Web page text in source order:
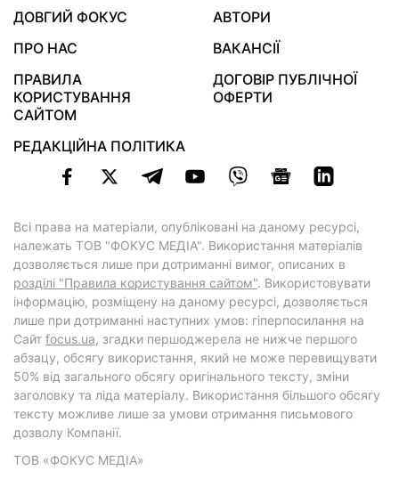
ДОВГИЙ ФОКУС
АВТОРИ
ПРО НАС
ВАКАНСІЇ
ПРАВИЛА
КОРИСТУВАННЯ
САЙТОМ
ДОГОВІР ПУБЛІЧНОЇ
ОФЕРТИ
РЕДАКЦІЙНА ПОЛІТИКА
Всі права на матеріали, опубліковані на даному ресурсі,
належать ТОВ "ФОКУС МЕДІА". Використання матеріалів
дозволяється лише при дотриманні вимог, описаних в
розділі "Правила користування сайтом". Використовувати
інформацію, розміщену на даному ресурсі, дозволяється
лише при дотриманні наступних умов: гіперпосилання на
Cайт focus.ua, згадки першоджерела не нижче першого
абзацу, обсягу використання, який не може перевищувати
50% від загального обсягу оригінального тексту, зміни
заголовку та ліда матеріалу. Використання більшого обсягу
тексту можливе лише за умови отримання письмового
дозволу Компанії.
ТОВ «ФОКУС МЕДІА»